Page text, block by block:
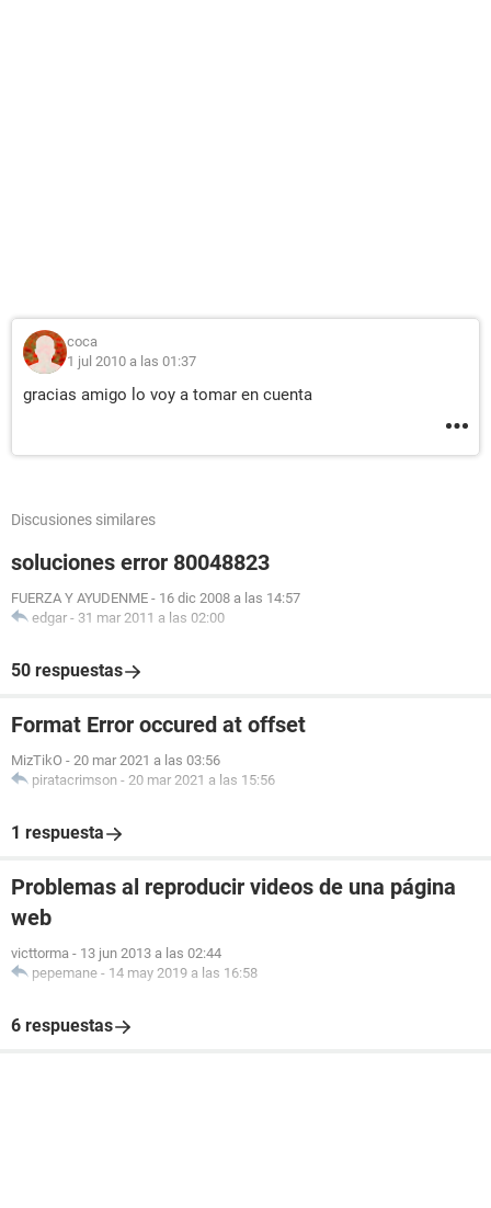
coca
1 jul 2010 a las 01:37
gracias amigo lo voy a tomar en cuenta
Discusiones similares
soluciones error 80048823
FUERZA Y AYUDENME - 16 dic 2008 a las 14:57
edgar - 31 mar 2011 a las 02:00
50 respuestas
Format Error occured at offset
MizTikO - 20 mar 2021 a las 03:56
piratacrimson - 20 mar 2021 a las 15:56
1 respuesta
Problemas al reproducir videos de una página
web
victtorma - 13 jun 2013 a las 02:44
pepemane - 14 may 2019 a las 16:58
6 respuestas